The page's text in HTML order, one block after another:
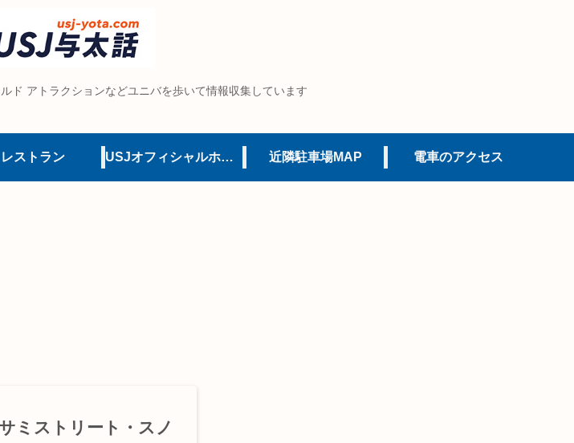
ド アトラクションなどユニバを歩いて情報収集しています
レストラン USJオフィシャルホテル 近隣駐車場MAP 電車のアクセス
ミストリート・スノ